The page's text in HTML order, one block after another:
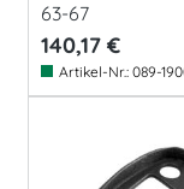
63-67
140,17 €
Artikel-Nr.: 089-